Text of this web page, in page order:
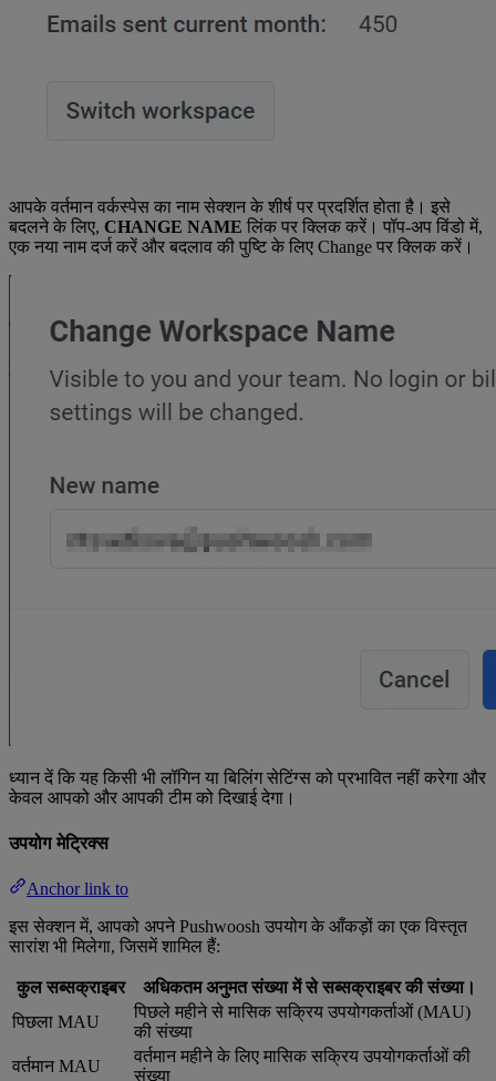
आपके वर्तमान वर्कस्पेस का नाम सेक्शन के शीर्ष पर प्रदर्शित होता है। इसे
बदलने के लिए, CHANGE NAME लिंक पर क्लिक करें। पॉप-अप विंडो में,
एक नया नाम दर्ज करें और बदलाव की पुष्टि के लिए Change पर क्लिक करें।
ध्यान दें कि यह किसी भी लॉगिन या बिलिंग सेटिंग्स को प्रभावित नहीं करेगा और
केवल आपको और आपकी टीम को दिखाई देगा।
उपयोग मेट्रिक्स
Anchor link to
इस सेक्शन में, आपको अपने Pushwoosh उपयोग के आँकड़ों का एक विस्तृत
सारांश भी मिलेगा, जिसमें शामिल हैं:
कुल सब्सक्राइबर
अधिकतम अनुमत संख्या में से सब्सक्राइबर की संख्या।
पिछला MAU
पिछले महीने से मासिक सक्रिय उपयोगकर्ताओं (MAU)
की संख्या
वर्तमान MAU
वर्तमान महीने के लिए मासिक सक्रिय उपयोगकर्ताओं की
संख्या